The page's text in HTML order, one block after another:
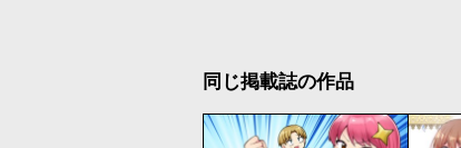
同じ掲載誌の作品